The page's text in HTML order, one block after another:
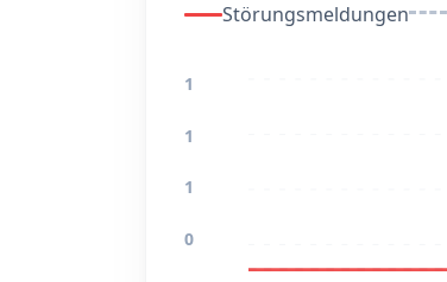
Störungsmeldungen
1
1
1
0